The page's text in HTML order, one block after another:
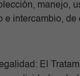
manejo,
e intercambio, de
El